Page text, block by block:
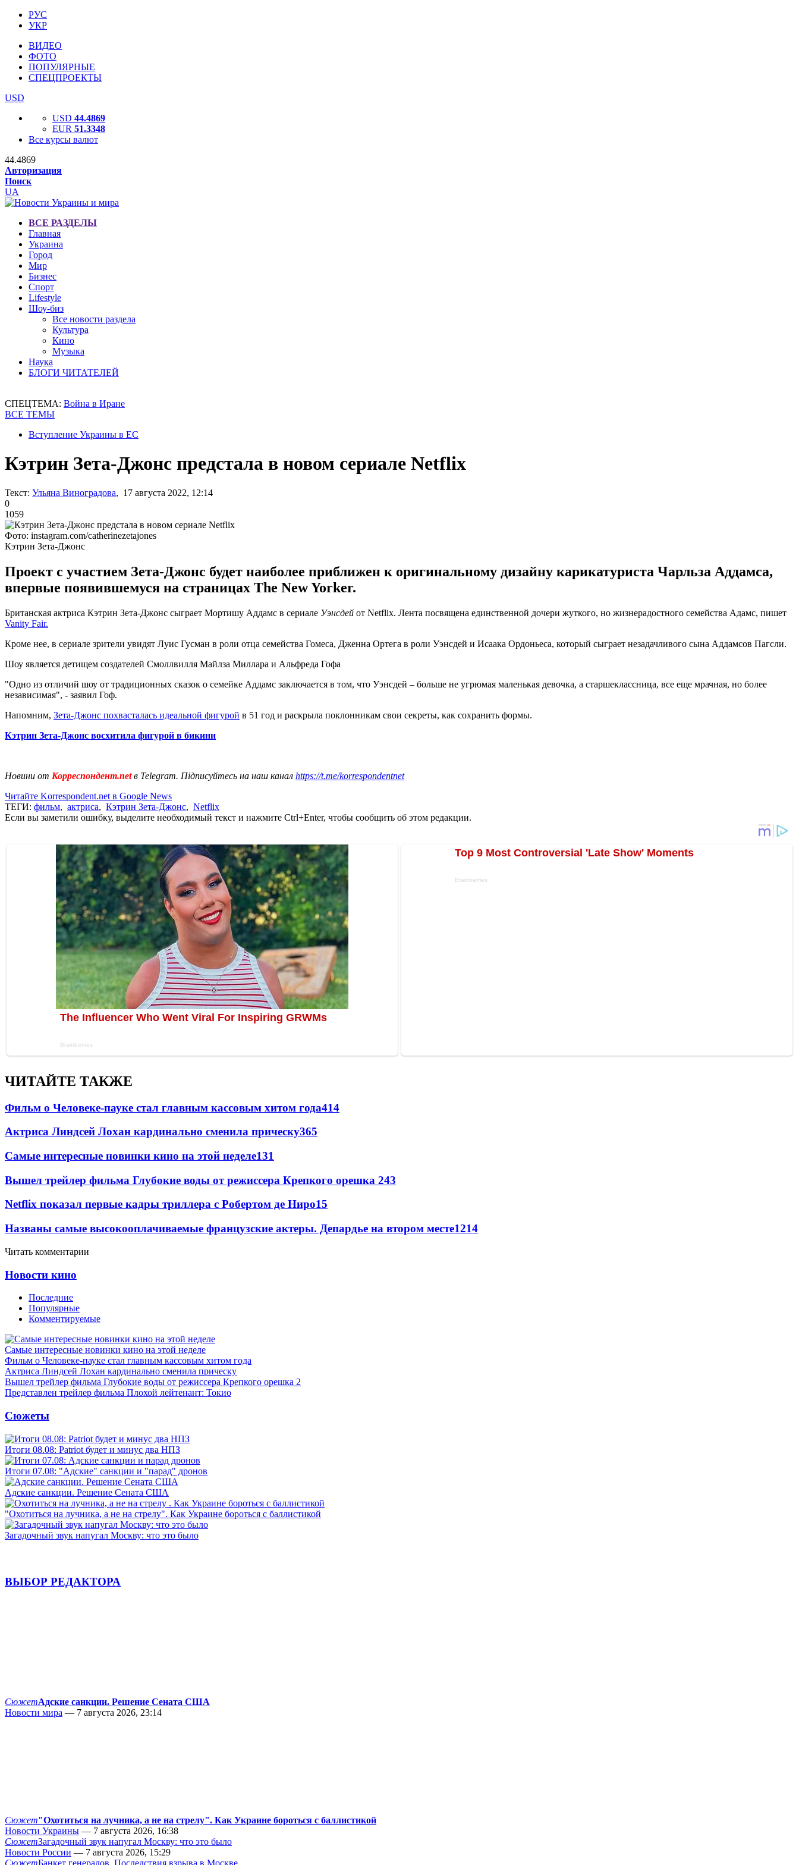
РУС
УКР
ВИДЕО
ФОТО
ПОПУЛЯРНЫЕ
СПЕЦПРОЕКТЫ
USD
USD 44.4869
EUR 51.3348
Все курсы валют
44.4869
Авторизация
Поиск
UA
ВСЕ РАЗДЕЛЫ
Главная
Украина
Город
Мир
Бизнес
Спорт
Lifestyle
Шоу-биз
Все новости раздела
Культура
Кино
Музыка
Наука
БЛОГИ ЧИТАТЕЛЕЙ
СПЕЦТЕМА: Война в Иране
ВСЕ ТЕМЫ
Вступление Украины в ЕС
Кэтрин Зета-Джонс предстала в новом сериале Netflix
Текст: Ульяна Виноградова, 17 августа 2022, 12:14
0
1059
Фото: instagram.com/catherinezetajones
Кэтрин Зета-Джонс
Проект с участием Зета-Джонс будет наиболее приближен к оригинальному дизайну карикатуриста Чарльза Аддамса,
впервые появившемуся на страницах The New Yorker.
Британская актриса Кэтрин Зета-Джонс сыграет Мортишу Аддамс в сериале Уэнсдей от Netflix. Лента посвящена единственной дочери жуткого, но жизнерадостного семейства Адамс, пишет
Vanity Fair.
Кроме нее, в сериале зрители увидят Луис Гусман в роли отца семейства Гомеса, Дженна Ортега в роли Уэнсдей и Исаака Ордоньеса, который сыграет незадачливого сына Аддамсов Пагсли.
Шоу является детищем создателей Смоллвилля Майлза Миллара и Альфреда Гофа
"Одно из отличий шоу от традиционных сказок о семейке Аддамс заключается в том, что Уэнсдей – больше не угрюмая маленькая девочка, а старшеклассница, все еще мрачная, но более
независимая", - заявил Гоф.
Напомним, Зета-Джонс похвасталась идеальной фигурой в 51 год и раскрыла поклонникам свои секреты, как сохранить формы.
Кэтрин Зета-Джонс восхитила фигурой в бикини
Новини от Корреспондент.netв Telegram. Підписуйтесь на наш канал https://t.me/korrespondentnet
Читайте Korrespondent.net в Google News
ТЕГИ: фильм, актриса, Кэтрин Зета-Джонс, Netflix
Если вы заметили ошибку, выделите необходимый текст и нажмите Ctrl+Enter, чтобы сообщить об этом редакции.
ЧИТАЙТЕ ТАКЖЕ
Фильм о Человеке-пауке стал главным кассовым хитом года414
Актриса Линдсей Лохан кардинально сменила прическу365
Самые интересные новинки кино на этой неделе131
Вышел трейлер фильма Глубокие воды от режиссера Крепкого орешка 243
Netflix показал первые кадры триллера с Робертом де Ниро15
Названы самые высокооплачиваемые французские актеры. Депардье на втором месте1214
Читать комментарии
Новости кино
Последние
Популярные
Комментируемые
Самые интересные новинки кино на этой неделе
Фильм о Человеке-пауке стал главным кассовым хитом года
Актриса Линдсей Лохан кардинально сменила прическу
Вышел трейлер фильма Глубокие воды от режиссера Крепкого орешка 2
Представлен трейлер фильма Плохой лейтенант: Токио
Сюжеты
Итоги 08.08: Patriot будет и минус два НПЗ
Итоги 07.08: "Адские" санкции и "парад" дронов
Адские санкции. Решение Сената США
"Охотиться на лучника, а не на стрелу". Как Украине бороться с баллистикой
Загадочный звук напугал Москву: что это было
ВЫБОР РЕДАКТОРА
СюжетАдские санкции. Решение Сената США
Новости мира — 7 августа 2026, 23:14
Сюжет"Охотиться на лучника, а не на стрелу". Как Украине бороться с баллистикой
Новости Украины — 7 августа 2026, 16:38
СюжетЗагадочный звук напугал Москву: что это было
Новости России — 7 августа 2026, 15:29